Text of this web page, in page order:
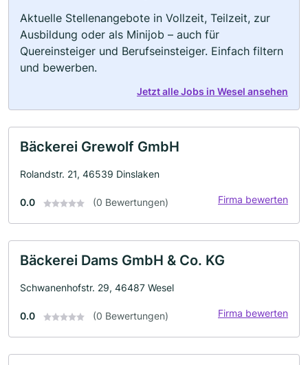
Aktuelle Stellenangebote in Vollzeit, Teilzeit, zur
Ausbildung oder als Minijob – auch für
Quereinsteiger und Berufseinsteiger. Einfach filtern
und bewerben.
Jetzt alle Jobs in Wesel ansehen
Bäckerei Grewolf GmbH
Rolandstr. 21, 46539 Dinslaken
0.0 (0 Bewertungen) Firma bewerten
Bäckerei Dams GmbH & Co. KG
Schwanenhofstr. 29, 46487 Wesel
0.0 (0 Bewertungen) Firma bewerten